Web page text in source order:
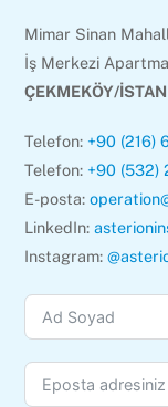
Mimar Sinan
İş Merkezi
ÇEKMEKÖY/
Telefon: +90 (216)
Telefon: +90 (532)
E-posta:
LinkedIn:
Instagram: